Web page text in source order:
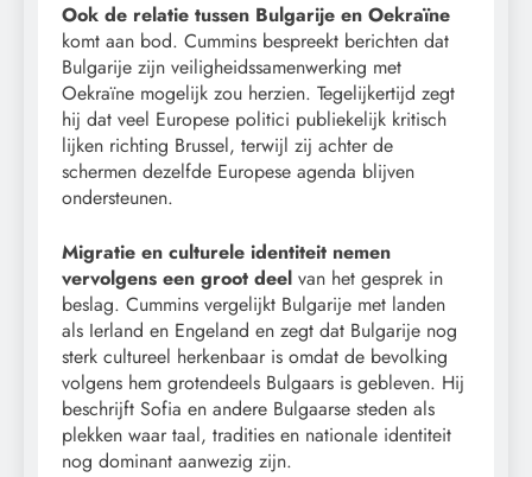
Ook de relatie tussen Bulgarije en Oekraïne
komt aan bod. Cummins bespreekt berichten dat
Bulgarije zijn veiligheidssamenwerking met
Oekraïne mogelijk zou herzien. Tegelijkertijd zegt
hij dat veel Europese politici publiekelijk kritisch
lijken richting Brussel, terwijl zij achter de
schermen dezelfde Europese agenda blijven
ondersteunen.
Migratie en culturele identiteit nemen
vervolgens een groot deel van het gesprek in
beslag. Cummins vergelijkt Bulgarije met landen
als Ierland en Engeland en zegt dat Bulgarije nog
sterk cultureel herkenbaar is omdat de bevolking
volgens hem grotendeels Bulgaars is gebleven. Hij
beschrijft Sofia en andere Bulgaarse steden als
plekken waar taal, tradities en nationale identiteit
nog dominant aanwezig zijn.